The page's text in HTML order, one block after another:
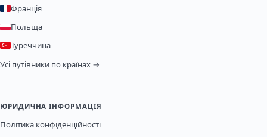
Франція
Польща
Туреччина
Усі путівники по країнах →
ЮРИДИЧНА ІНФОРМАЦІЯ
Політика конфіденційності